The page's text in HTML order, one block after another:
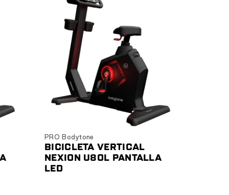
Ver producto
PRO Bodytone
BICICLETA VERTICAL
NEXION U80L PANTALLA
LED